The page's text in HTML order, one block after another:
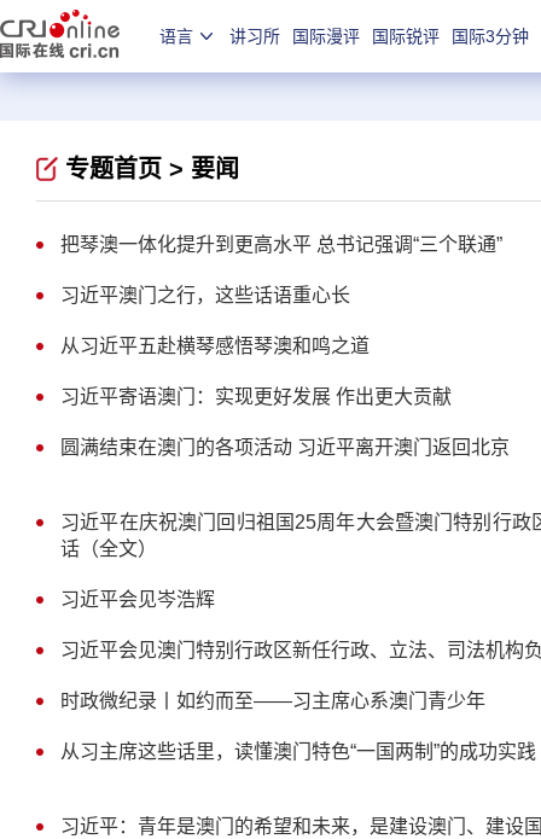
语言 讲习所 国际漫评 国际锐评 国际3分钟
专题首页 > 要闻
把琴澳一体化提升到更高水平 总书记强调“三个联通”
习近平澳门之行，这些话语重心长
从习近平五赴横琴感悟琴澳和鸣之道
习近平寄语澳门：实现更好发展 作出更大贡献
圆满结束在澳门的各项活动 习近平离开澳门返回北京
习近平在庆祝澳门回归祖国25周年大会暨澳门特别行政
话（全文）
习近平会见岑浩辉
习近平会见澳门特别行政区新任行政、立法、司法机构
时政微纪录丨如约而至——习主席心系澳门青少年
从习主席这些话里，读懂澳门特色“一国两制”的成功实践
习近平：青年是澳门的希望和未来，是建设澳门、建设